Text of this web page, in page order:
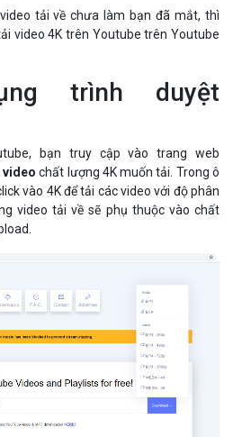
tải về chưa làm bạn đã mắt, thì
video 4K trên Youtube trên Youtube
trình duyệt
bạn truy cập vào trang web
video chất lượng 4K muốn tải. Trong ô
vào 4K để tải các video với độ phân
video tải về sẽ phụ thuộc vào chất